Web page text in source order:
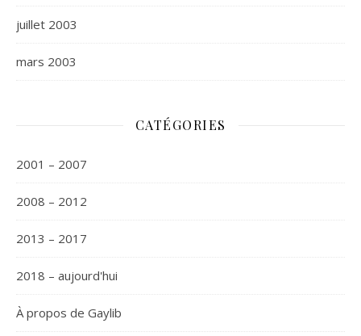
juillet 2003
mars 2003
CATÉGORIES
2001 – 2007
2008 – 2012
2013 – 2017
2018 – aujourd'hui
À propos de Gaylib